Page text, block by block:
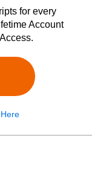
for every
Account